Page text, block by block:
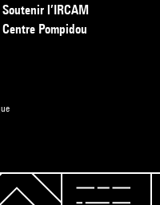
Soutenir l’IRCAM
Centre Pompidou